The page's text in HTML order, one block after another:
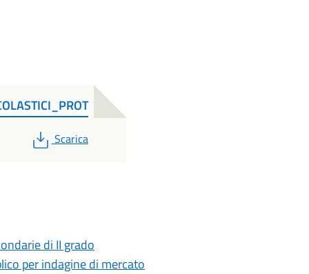
PDF
Scarica
di II grado
per indagine di mercato